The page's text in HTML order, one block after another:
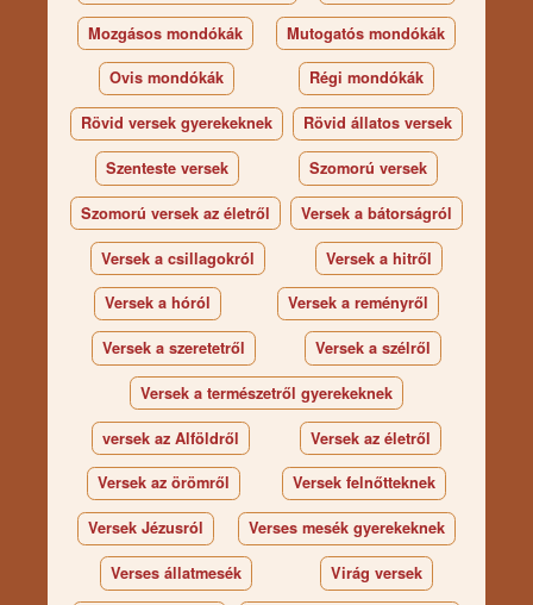
Mozgásos mondókák Mutogatós mondókák
Ovis mondókák Régi mondókák
Rövid versek gyerekeknek Rövid állatos versek
Szenteste versek Szomorú versek
Szomorú versek az életről Versek a bátorságról
Versek a csillagokról Versek a hitről
Versek a hóról Versek a reményről
Versek a szeretetről Versek a szélről
Versek a természetről gyerekeknek
versek az Alföldről Versek az életről
Versek az örömről Versek felnőtteknek
Versek Jézusról Verses mesék gyerekeknek
Verses állatmesék Virág versek